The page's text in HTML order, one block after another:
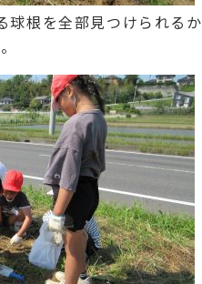
球根を全部見つけられるか